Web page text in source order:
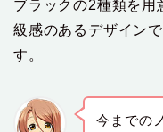
ブラックの2種類を用
級感のあるデザイン
す。
今までの